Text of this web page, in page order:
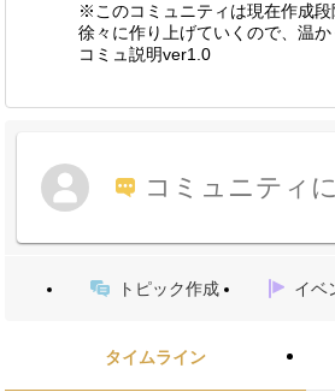
※このコミュニティは現在作成段
徐々に作り上げていくので、温か
コミュ説明ver1.0
コミュニティ
トピック作成 イベ
タイムライン